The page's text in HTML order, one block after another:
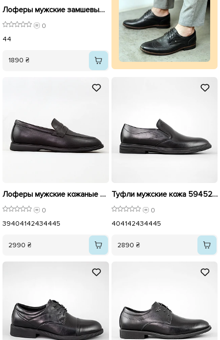
Лоферы мужские замшевые 594778 Бежевые
0
44
1890 ₴
Лоферы мужские кожаные 595598 Черные
0
39404142434445
2990 ₴
Туфли мужские кожа 594529 Черные
0
404142434445
2890 ₴